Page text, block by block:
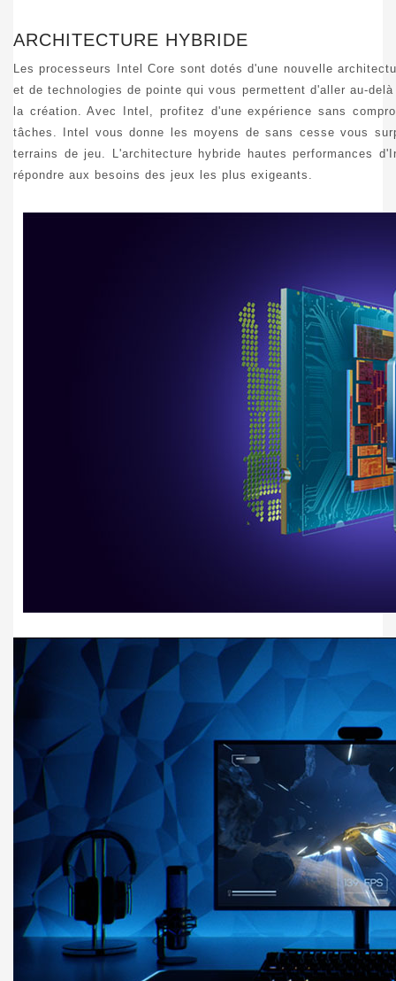
ARCHITECTURE HYBRIDE
Les processeurs Intel Core sont dotés d'une nouvelle
et de technologies de pointe qui vous permettent d'aller au-
la création. Avec Intel, profitez d'une expérience sans
tâches. Intel vous donne les moyens de sans cesse vous
terrains de jeu. L'architecture hybride hautes performances
répondre aux besoins des jeux les plus exigeants.